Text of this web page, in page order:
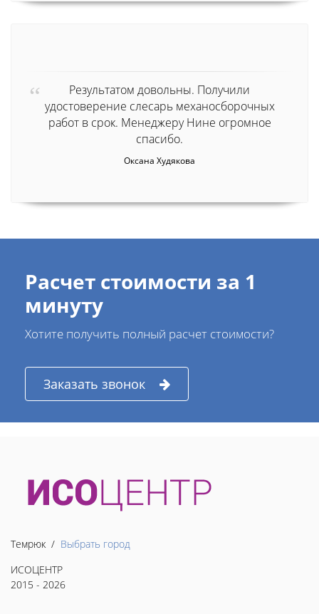
Результатом довольны. Получили
удостоверение слесарь механосборочных
работ в срок. Менеджеру Нине огромное
спасибо.
Оксана Худякова
Расчет стоимости за 1
минуту
Хотите получить полный расчет стоимости?
Заказать звонок
Темрюк / Выбрать город
ИСОЦЕНТР
2015 - 2026